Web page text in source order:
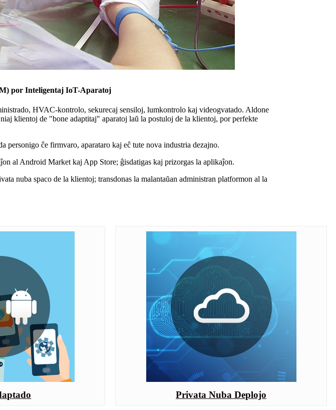
por Inteligentaj IoT-Aparatoj
HVAC-kontrolo, sekurecaj sensiloj, lumkontrolo kaj videogvatado. Aldone
klientoj de "bone adaptitaj" aparatoj laŭ la postuloj de la klientoj, por perfekte
personigo ĉe firmvaro, aparataro kaj eĉ tute nova industria dezajno.
al Android Market kaj App Store; ĝisdatigas kaj prizorgas la aplikaĵon.
nuba spaco de la klientoj; transdonas la malantaŭan administran platformon al la
Privata Nuba Deplojo